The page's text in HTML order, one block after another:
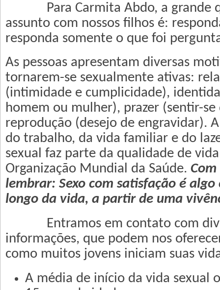
Para Carmita Abdo, a grande
assunto com nossos filhos é:
responda somente o que foi
As pessoas apresentam diversas
tornarem-se sexualmente ativas:
(intimidade e cumplicidade),
homem ou mulher), prazer (sentir-se
reprodução (desejo de engravidar).
do trabalho, da vida familiar e do
sexual faz parte da qualidade de
Organização Mundial da Saúde.
lembrar: Sexo com satisfação é
longo da vida, a partir de uma
Entramos em contato com
informações, que podem nos
como muitos jovens iniciam suas
A média de início da vida sexual